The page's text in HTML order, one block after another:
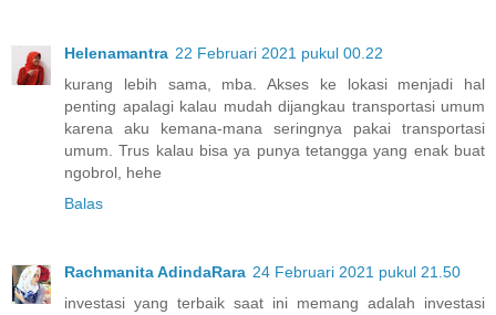
Helenamantra 22 Februari 2021 pukul 00.22
kurang lebih sama, mba. Akses ke lokasi menjadi hal
penting apalagi kalau mudah dijangkau transportasi umum
karena aku kemana-mana seringnya pakai transportasi
umum. Trus kalau bisa ya punya tetangga yang enak buat
ngobrol, hehe
Balas
Rachmanita AdindaRara 24 Februari 2021 pukul 21.50
investasi yang terbaik saat ini memang adalah investasi